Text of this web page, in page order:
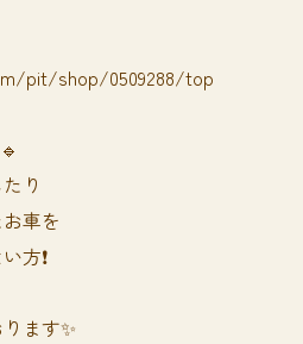
pit/shop/0509288/top
り
車を
方❗️
ます✨